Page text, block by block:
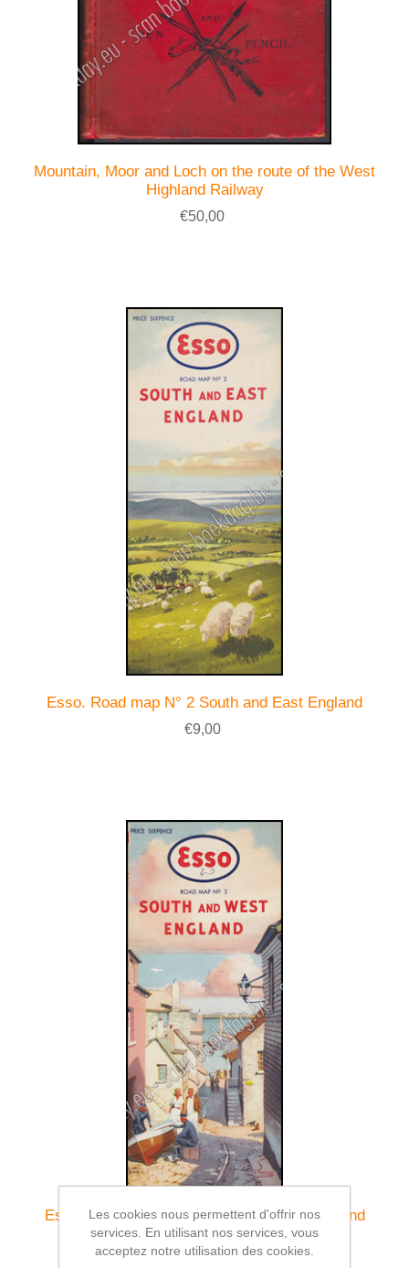
Mountain, Moor and Loch on the route of the West
Highland Railway
€50,00
Esso. Road map N° 2 South and East England
€9,00
Esso. Road map N° 3 South and West England
€9,00
Les cookies nous permettent d'offrir nos
services. En utilisant nos services, vous
acceptez notre utilisation des cookies.